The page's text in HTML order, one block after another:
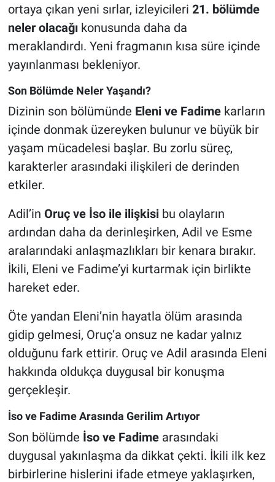
ortaya çıkan yeni sırlar, izleyicileri 21. bölümde
neler olacağıkonusunda daha da
meraklandırdı. Yeni fragmanın kısa süre içinde
yayınlanması bekleniyor.
Son Bölümde Neler Yaşandı?
Dizinin son bölümünde Eleni ve Fadimekarların
içinde donmak üzereyken bulunur ve büyük bir
yaşam mücadelesi başlar. Bu zorlu süreç,
karakterler arasındaki ilişkileri de derinden
etkiler.
Adil’in Oruç ve İso ile ilişkisibu olayların
ardından daha da derinleşirken, Adil ve Esme
aralarındaki anlaşmazlıkları bir kenara bırakır.
İkili, Eleni ve Fadime’yi kurtarmak için birlikte
hareket eder.
Öte yandan Eleni’nin hayatla ölüm arasında
gidip gelmesi, Oruç’a onsuz ne kadar yalnız
olduğunu fark ettirir. Oruç ve Adil arasında Eleni
hakkında oldukça duygusal bir konuşma
gerçekleşir.
İso ve Fadime Arasında Gerilim Artıyor
Son bölümde İso ve Fadimearasındaki
duygusal yakınlaşma da dikkat çekti. İkili ilk kez
birbirlerine hislerini ifade etmeye yaklaşırken,